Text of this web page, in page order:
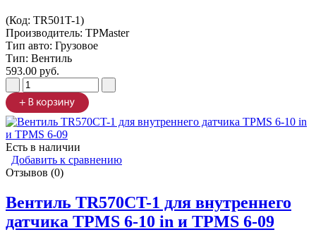
(Код: TR501T-1)
Производитель: TPMaster
Тип авто: Грузовое
Тип: Вентиль
593.00 руб.
Есть в наличии
Добавить к сравнению
Отзывов (0)
Вентиль TR570CT-1 для внутреннего
датчика TPMS 6-10 in и TPMS 6-09